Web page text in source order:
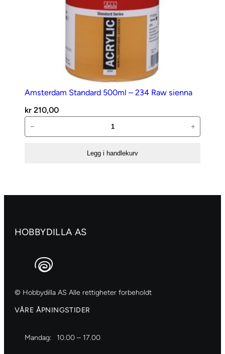
Amsterdam Standard 500ml – 234 Raw sienna
kr 210,00
Standard
sienna
− +
Legg i handlekurv
HOBBYDILLA AS
© Hobbydilla AS Alle rettigheter forbeholdt
VÅRE ÅPNINGSTIDER
Mandag: 10.00 – 17.00